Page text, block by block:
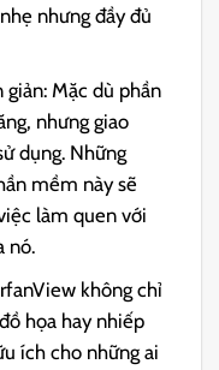
nhưng đầy đủ
giản: Mặc dù phần
nhưng giao
dụng. Những
mềm này sẽ
làm quen với
nó.
không chỉ
họa hay nhiếp
ích cho những ai